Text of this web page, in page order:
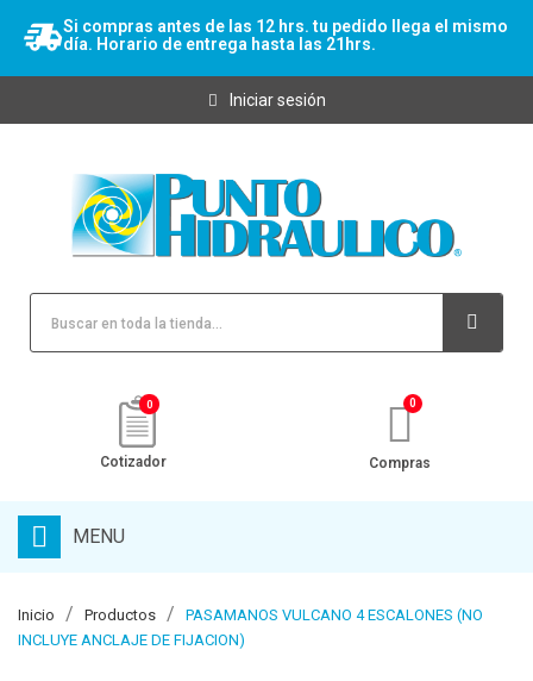
Si compras antes de las 12 hrs. tu pedido llega el mismo
día. Horario de entrega hasta las 21hrs.
Iniciar sesión
0
Cotizador Compras
MENU
Inicio Productos
PASAMANOS VULCANO 4 ESCALONES (NO
INCLUYE ANCLAJE DE FIJACION)